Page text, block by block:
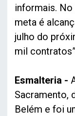
informais.
meta é
julho do
mil
Esmalteria -
Sacramento,
Belém e foi